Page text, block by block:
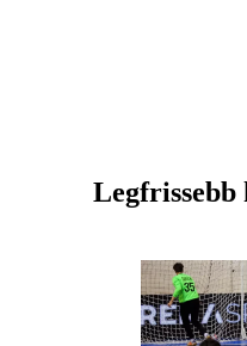
Legfrissebb